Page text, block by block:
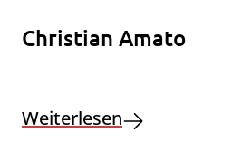
Christian Amato
Weiterlesen